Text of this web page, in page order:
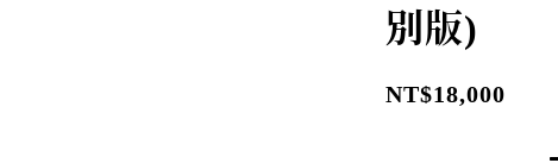
別版)
NT$18,000